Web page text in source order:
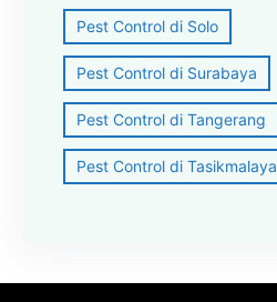
Pest Control di Solo
Pest Control di Surabaya
Pest Control di Tangerang
Pest Control di Tasikmalaya